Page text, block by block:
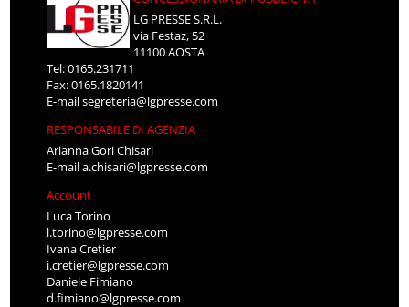
LG PRESSE S.R.L.
via Festaz, 52
11100 AOSTA
Tel: 0165.231711
Fax: 0165.1820141
E-mailsegreteria@lgpresse.com
RESPONSABILE DI AGENZIA
Arianna Gori Chisari
E-maila.chisari@lgpresse.com
Account
Luca Torino
l.torino@lgpresse.com
Ivana Cretier
i.cretier@lgpresse.com
Daniele Fimiano
d.fimiano@lgpresse.com